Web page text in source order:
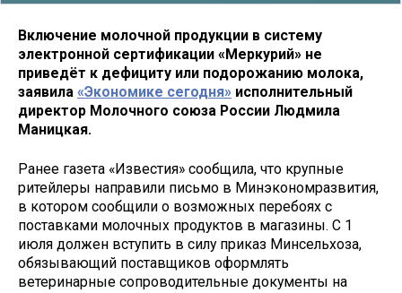
Включение молочной продукции в систему
электронной сертификации «Меркурий» не
приведёт к дефициту или подорожанию молока,
заявила «Экономике сегодня» исполнительный
директор Молочного союза России Людмила
Маницкая.
Ранее газета «Известия» сообщила, что крупные
ритейлеры направили письмо в Минэкономразвития,
в котором сообщили о возможных перебоях с
поставками молочных продуктов в магазины. С 1
июля должен вступить в силу приказ Минсельхоза,
обязывающий поставщиков оформлять
ветеринарные сопроводительные документы на